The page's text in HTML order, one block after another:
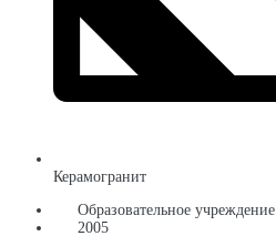
Керамогранит
Образовательное учреждение
2005